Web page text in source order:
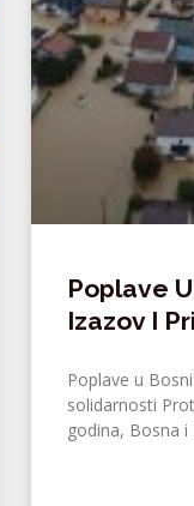
Poplave
Izazov I
Poplave u
solidarnosti
godina, Bosna